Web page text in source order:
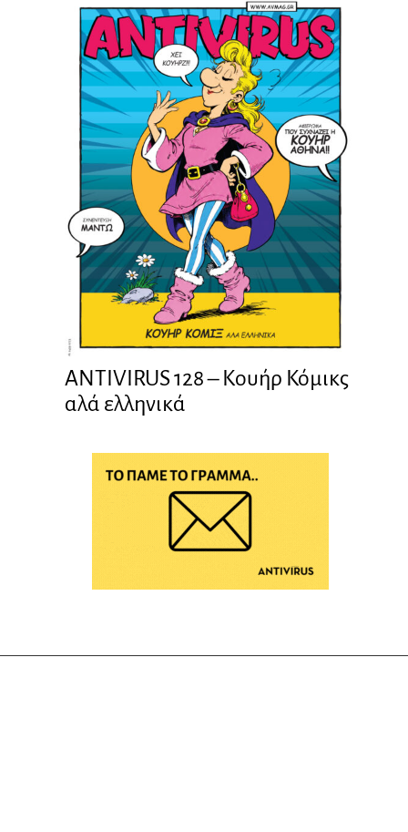
ANTIVIRUS 128 – Kουήρ Κόμικς
αλά ελληνικά